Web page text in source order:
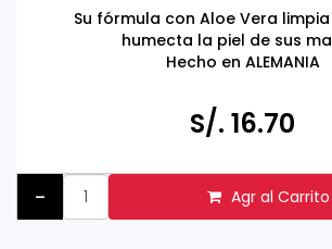
Su fórmula con Aloe Vera
humecta la piel de sus
Hecho en ALEMANIA
dermatológicamente probado
S/. 16.70
- Agr al Carrito